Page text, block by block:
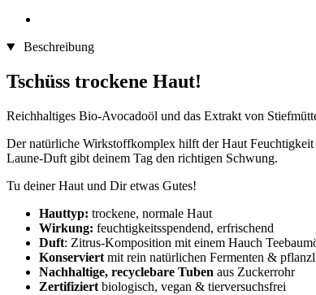
Beschreibung
Tschüss trockene Haut!
Reichhaltiges Bio-Avocadoöl und das Extrakt von
Der natürliche Wirkstoffkomplex hilft der Haut Feuchtigkeit
Laune-Duft gibt deinem Tag den richtigen Schwung.
Tu deiner Haut und Dir etwas Gutes!
Hauttyp: trockene, normale Haut
Wirkung: feuchtigkeitsspendend, erfrischend
Duft: Zitrus-Komposition mit einem Hauch
Konserviert mit rein natürlichen Fermenten &
Nachhaltige, recyclebare Tuben aus Zuckerrohr
Zertifiziert biologisch, vegan & tierversuchsfrei